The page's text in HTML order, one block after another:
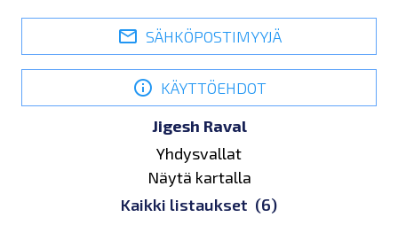
SÄHKÖPOSTIMYYJÄ
KÄYTTÖEHDOT
Jigesh Raval
Yhdysvallat
Näytä kartalla
Kaikki listaukset (6)